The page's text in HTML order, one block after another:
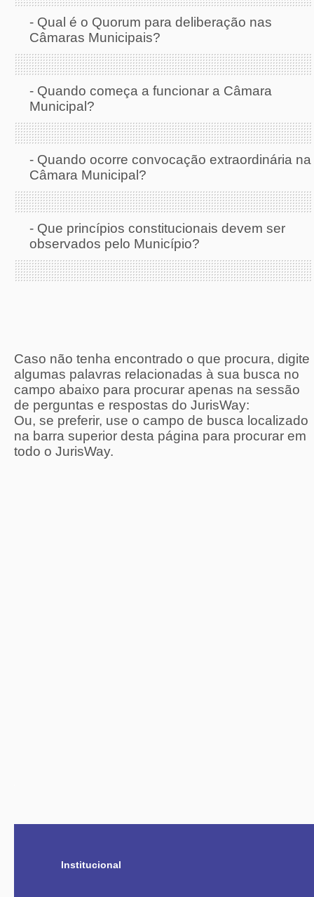
- Qual é o Quorum para deliberação nas
Câmaras Municipais?
- Quando começa a funcionar a Câmara
Municipal?
- Quando ocorre convocação extraordinária na
Câmara Municipal?
- Que princípios constitucionais devem ser
observados pelo Município?
Caso não tenha encontrado o que procura, digite
algumas palavras relacionadas à sua busca no
campo abaixo para procurar apenas na sessão
de perguntas e respostas do JurisWay:
Ou, se preferir, use o campo de busca localizado
na barra superior desta página para procurar em
todo o JurisWay.
Institucional